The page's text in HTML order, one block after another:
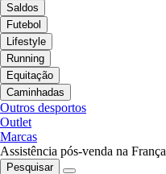
Saldos
Futebol
Lifestyle
Running
Equitação
Caminhadas
Outros desportos
Outlet
Marcas
Assistência pós-venda na França
Pesquisar